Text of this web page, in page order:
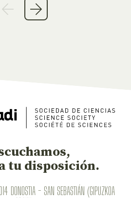
tu disposición.
DONOSTIA - SAN SEBASTIÁN (GIPUZKOA